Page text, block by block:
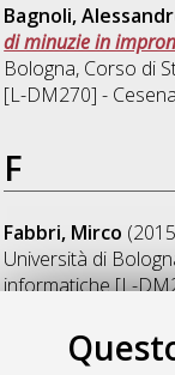
Bagnoli,
di minuzie in
Bologna, Corso di
[L-DM270] - Cesena
F
Fabbri, Mirco
Università di
informatiche [L-